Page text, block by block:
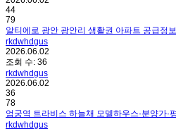
44
79
알티에로 광안 광안리 생활권 아파트 공급정
rkdwhdgus
2026.06.02
조회 수: 36
rkdwhdgus
2026.06.02
36
78
엄궁역 트라비스 하늘채 모델하우스·분양가·
rkdwhdgus